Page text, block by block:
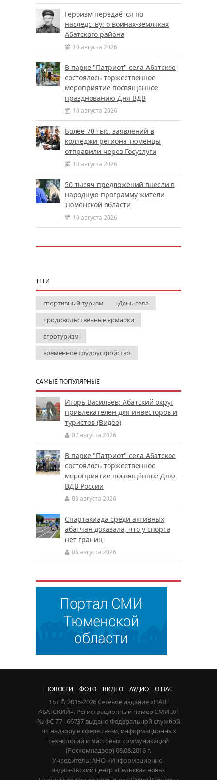
Героизм передаётся по
наследству: о воинах-земляках
Абатского района
10 августа 2026
В парке "Патриот" села Абатское
состоялось торжественное
мероприятие посвящённое
празднованию Дня ВДВ
10 августа 2026
Более 70 тыс. заявлений в
колледжи региона тюменцы
отправили через Госуслуги
10 августа 2026
50 тысяч предложений внесли в
народную программу жители
Тюменской области
10 августа 2026
ТЕГИ
спортивный туризм
День села
продовольственные ярмарки
агротуризм
временное трудоустройство
САМЫЕ ПОПУЛЯРНЫЕ
Игорь Васильев: Абатский округ
привлекателен для инвесторов и
туристов (Видео)
07 августа 2026
В парке "Патриот" села Абатское
состоялось торжественное
мероприятие посвящённое Дню
ВДВ России
03 августа 2026
Спартакиада среди активных
абатчан доказала, что у спорта
нет границ
06 августа 2026
НОВОСТИ ФОТО ВИДЕО АУДИО О НАС
16+ © 2015-2026 Сетевое издание «НАШ
АБАТСКИЙ». Регистрационный номер СМИ ЭЛ
№ ФС 77 - 66737 выдано Федеральной службой
по надзору в сфере связи, информационных
технологий и массовых коммуникаций
(Роскомнадзор) 08.08.2016 г.
Учредитель: АНО «Информационно-
издательский центр «Сельская новь»